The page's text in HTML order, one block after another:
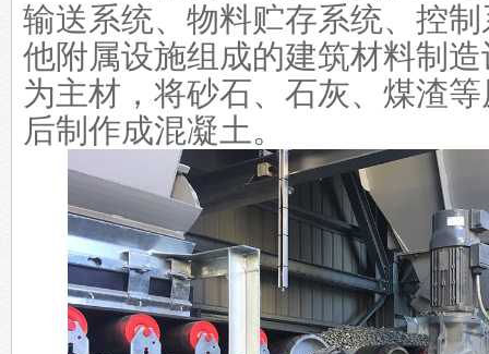
输送系统、物料贮存系统、控
他附属设施组成的建筑材料制
为主材，将砂石、石灰、煤渣
后制作成混凝土。